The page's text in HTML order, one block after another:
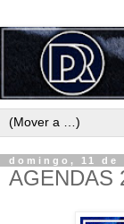
domingo, 11 de
AGENDAS